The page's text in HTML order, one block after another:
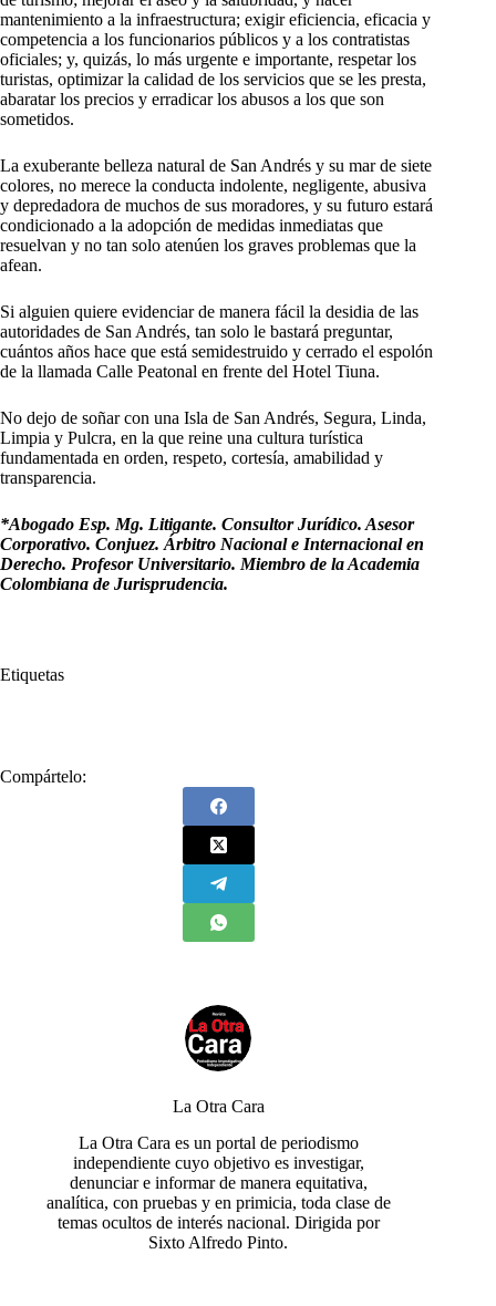
mantenimiento a la infraestructura; exigir eficiencia, eficacia y
competencia a los funcionarios públicos y a los contratistas
oficiales; y, quizás, lo más urgente e importante, respetar los
turistas, optimizar la calidad de los servicios que se les presta,
abaratar los precios y erradicar los abusos a los que son
sometidos.
La exuberante belleza natural de San Andrés y su mar de siete
colores, no merece la conducta indolente, negligente, abusiva
y depredadora de muchos de sus moradores, y su futuro estará
condicionado a la adopción de medidas inmediatas que
resuelvan y no tan solo atenúen los graves problemas que la
afean.
Si alguien quiere evidenciar de manera fácil la desidia de las
autoridades de San Andrés, tan solo le bastará preguntar,
cuántos años hace que está semidestruido y cerrado el espolón
de la llamada Calle Peatonal en frente del Hotel Tiuna.
No dejo de soñar con una Isla de San Andrés, Segura, Linda,
Limpia y Pulcra, en la que reine una cultura turística
fundamentada en orden, respeto, cortesía, amabilidad y
transparencia.
*Abogado Esp. Mg. Litigante. Consultor Jurídico. Asesor
Corporativo. Conjuez. Árbitro Nacional e Internacional en
Derecho. Profesor Universitario. Miembro de la Academia
Colombiana de Jurisprudencia.
Etiquetas
Compártelo:
La Otra Cara
La Otra Cara es un portal de periodismo
independiente cuyo objetivo es investigar,
denunciar e informar de manera equitativa,
analítica, con pruebas y en primicia, toda clase de
temas ocultos de interés nacional. Dirigida por
Sixto Alfredo Pinto.